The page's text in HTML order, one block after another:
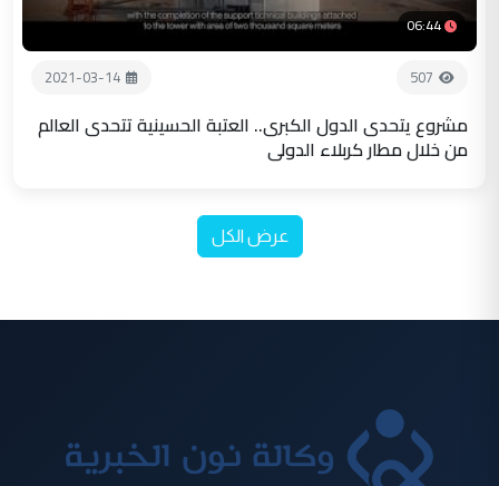
06:44
507
2021-03-14
مشروع يتحدى الدول الكبرى.. العتبة الحسينية تتحدى العالم
من خلال مطار كربلاء الدولي
عرض الكل